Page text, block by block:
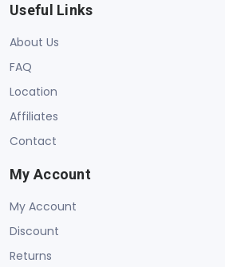
Useful Links
About Us
FAQ
Location
Affiliates
Contact
My Account
My Account
Discount
Returns